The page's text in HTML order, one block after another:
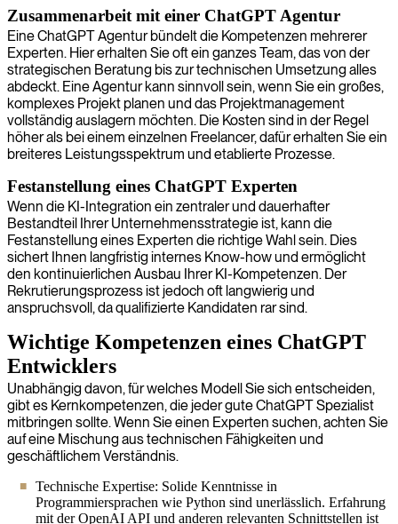
Zusammenarbeit mit einer ChatGPT Agentur
Eine ChatGPT Agentur bündelt die Kompetenzen mehrerer
Experten. Hier erhalten Sie oft ein ganzes Team, das von der
strategischen Beratung bis zur technischen Umsetzung alles
abdeckt. Eine Agentur kann sinnvoll sein, wenn Sie ein großes,
komplexes Projekt planen und das Projektmanagement
vollständig auslagern möchten. Die Kosten sind in der Regel
höher als bei einem einzelnen Freelancer, dafür erhalten Sie ein
breiteres Leistungsspektrum und etablierte Prozesse.
Festanstellung eines ChatGPT Experten
Wenn die KI-Integration ein zentraler und dauerhafter
Bestandteil Ihrer Unternehmensstrategie ist, kann die
Festanstellung eines Experten die richtige Wahl sein. Dies
sichert Ihnen langfristig internes Know-how und ermöglicht
den kontinuierlichen Ausbau Ihrer KI-Kompetenzen. Der
Rekrutierungsprozess ist jedoch oft langwierig und
anspruchsvoll, da qualifizierte Kandidaten rar sind.
Wichtige Kompetenzen eines ChatGPT
Entwicklers
Unabhängig davon, für welches Modell Sie sich entscheiden,
gibt es Kernkompetenzen, die jeder gute ChatGPT Spezialist
mitbringen sollte. Wenn Sie einen Experten suchen, achten Sie
auf eine Mischung aus technischen Fähigkeiten und
geschäftlichem Verständnis.
Technische Expertise: Solide Kenntnisse in
Programmiersprachen wie Python sind unerlässlich. Erfahrung
mit der OpenAI API und anderen relevanten Schnittstellen ist